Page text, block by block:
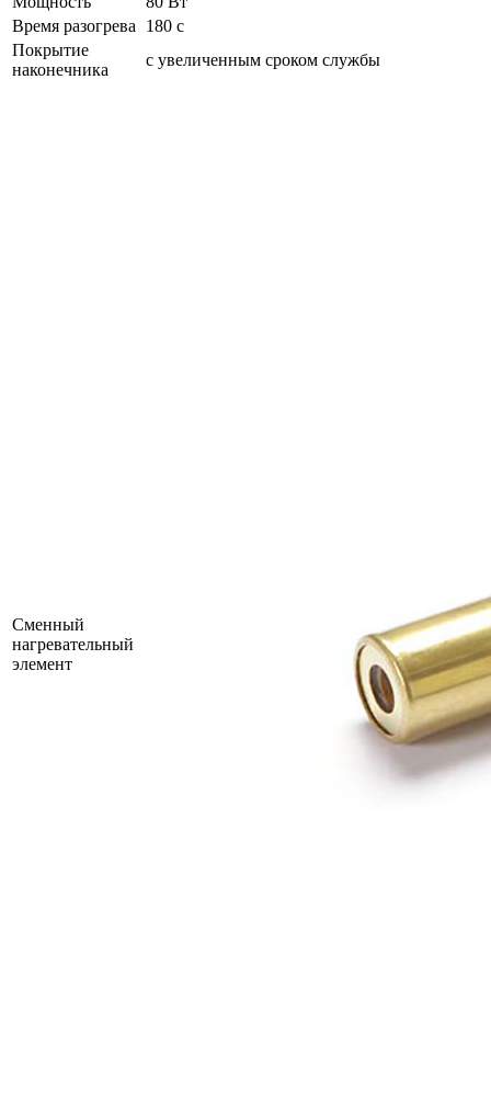
Время разогрева
180 с
Покрытие
наконечника
с увеличенным сроком службы
Сменный
нагревательный
элемент